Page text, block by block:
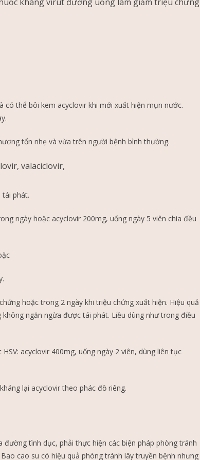
có thể bôi kem acyclovir khi mới xuất hiện mụn nước.
tổn nhẹ và vừa trên người bệnh bình thường.
valaciclovir,
tái phát.
ngày hoặc acyclovir 200mg, uống ngày 5 viên chia đều
hoặc trong 2 ngày khi triệu chứng xuất hiện. Hiệu quả
ngăn ngừa được tái phát. Liều dùng như trong điều
acyclovir 400mg, uống ngày 2 viên, dùng liên tục
lại acyclovir theo phác đồ riêng.
tình dục, phải thực hiện các biện pháp phòng tránh
cao su có hiệu quả phòng tránh lây truyền bệnh nhưng